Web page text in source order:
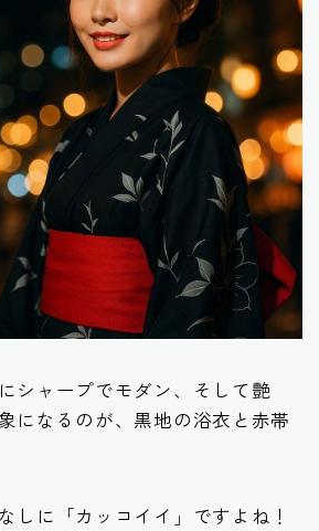
シャープでモダン、そして艶
になるのが、黒地の浴衣と赤帯
しに「カッコイイ」ですよね！